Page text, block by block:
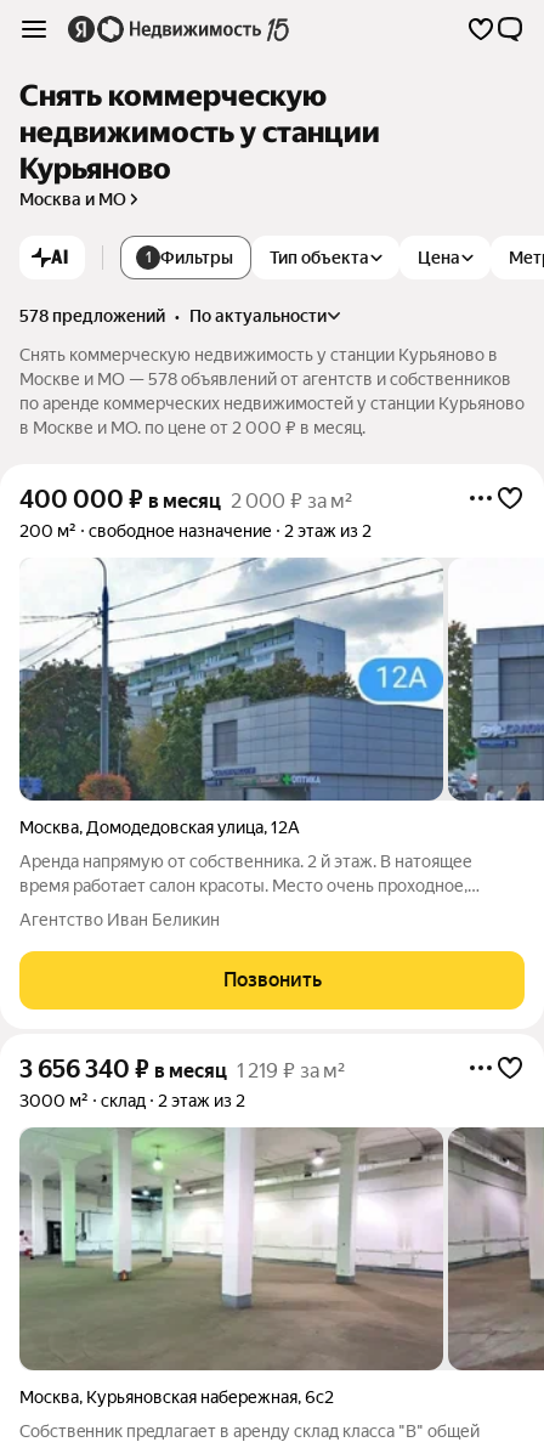
Снять коммерческую
недвижимость у станции
Курьяново
Москва и МО
AI 1 Фильтры Тип объекта Цена
578 предложений •
по актуальности
Снять коммерческую недвижимость у станции Курьяново в
Москве и МО — 578 объявлений от агентств и собственников
по аренде коммерческих недвижимостей у станции Курьяново
в Москве и МО. по цене от 2 000 ₽ в месяц.
400 000 ₽ в месяц 2 000 ₽ за м²
200 м² свободное назначение 2 этаж из 2
Москва, Домодедовская улица,12А
Аренда напрямую от собственника. 2 й этаж. В натоящее
время работает салон красоты. Место очень проходное,
спальный район, рядом остановка общ тр, магазин Евроспар.
за забором с въездными
Агентство Иван Беликин
Позвонить
3 656 340 ₽ в месяц 1 219 ₽ за м²
3000 м² склад 2 этаж из 2
Москва, Курьяновская набережная,6с2
Coбствeнник прeдлaгает в аренду склад клаcсa "В" общей